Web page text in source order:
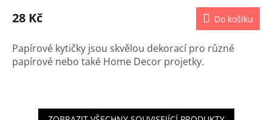
28 Kč Do košíku
Papírové kytičky jsou skvělou dekorací pro různé
papírové nebo také Home Decor projetky.